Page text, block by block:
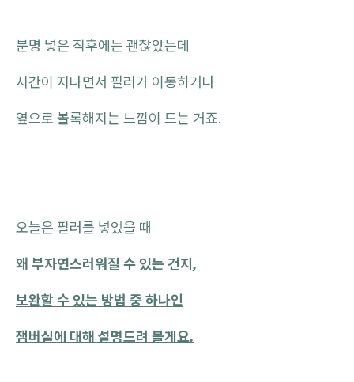
분명 넣은 직후에는 괜찮았는데
시간이 지나면서 필러가 이동하거나
옆으로 볼록해지는 느낌이 드는 거죠.
오늘은 필러를 넣었을 때
왜 부자연스러워질 수 있는 건지,
보완할 수 있는 방법 중 하나인
잼버실에 대해 설명드려 볼게요.